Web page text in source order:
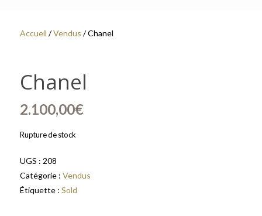
Accueil /Vendus / Chanel
Chanel
2.100,00€
Rupture de stock
UGS : 208
Catégorie : Vendus
Étiquette : Sold